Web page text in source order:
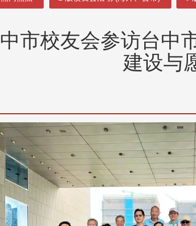
市校友会参访台中
建设与